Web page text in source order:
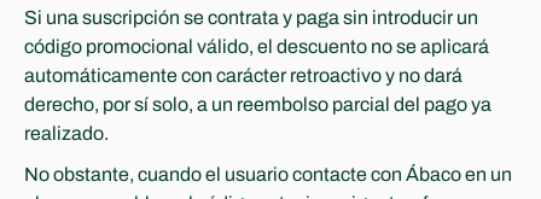
Si una suscripción se contrata y paga sin introducir un
código promocional válido, el descuento no se aplicará
automáticamente con carácter retroactivo y no dará
derecho, por sí solo, a un reembolso parcial del pago ya
realizado.
No obstante, cuando el usuario contacte con Ábaco en un